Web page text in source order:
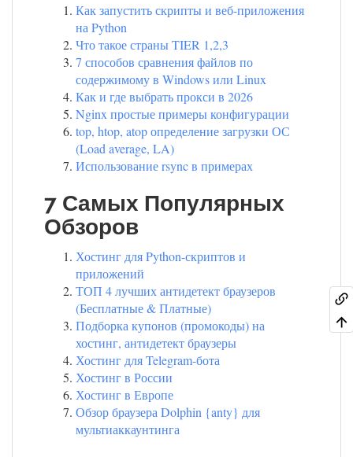
Как запустить скрипты и веб-приложения
на Python
Что такое страны TIER 1,2,3
7 способов сравнения файлов по
содержимому в Windows или Linux
Как и где выбрать прокси в 2026
Nginx простые примеры конфигурации
top, htop, atop определение загрузки ОС
(Load average, LA)
Использование rsync в примерах
7 Самых Популярных
Обзоров
Хостинг для Python-скриптов и
приложений
ТОП 4 лучших антидетект браузеров
(Бесплатные & Платные)
Подборка купонов (промокоды) на
хостинг, антидетект браузеры
Хостинг для Telegram-бота
Хостинг в России
Хостинг в Европе
Обзор браузера Dolphin {anty} для
мультиаккаунтинга